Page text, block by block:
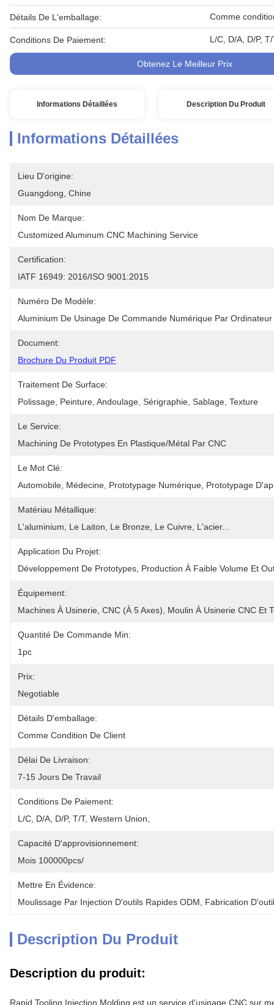
Détails De L'emballage: Comme
Conditions De Paiement: L/C, D/A, D/P,
Obtenez Le Meilleur Prix
Informations Détaillées Description Du Produit
Informations Détaillées
Lieu D'origine:
Guangdong, Chine
Nom De Marque:
Customized Aluminum CNC Machining Service
Certification:
IATF 16949: 2016/ISO 9001:2015
Numéro De Modèle:
Aluminium De Usinage De Commande Numérique Par Ordinateur
Document:
Brochure Du Produit PDF
Traitement De Surface:
Polissage, Peinture, Andoulage, Sérigraphie, Sablage, Texture
Le Service:
Machining De Prototypes En Plastique/métal Par CNC
Le Mot Clé:
Automobile, Médecine, Prototypage Numérique, Prototypage
Matériau Métallique:
L'aluminium, Le Laiton, Le Bronze, Le Cuivre, L'acier...
Application Du Projet:
Développement De Prototypes, Production À Faible Volume Et
Équipement:
Machines À Usinerie, CNC (à 5 Axes), Moulin À Usinerie CNC Et
Quantité De Commande Min:
1pc
Prix:
Negotiable
Détails D'emballage:
Comme Condition De Client
Délai De Livraison:
7-15 Jours De Travail
Conditions De Paiement:
L/C, D/A, D/P, T/T, Western Union,
Capacité D'approvisionnement:
Mois 100000pcs/
Mettre En Évidence:
Moulissage Par Injection D'outils Rapides ODM
Fabrication
Description Du Produit
Description du produit:
Rapid Tooling Injection Molding est un service d'usinage CNC sur